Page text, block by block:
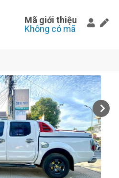
Mã giới thiệu
Không có mã